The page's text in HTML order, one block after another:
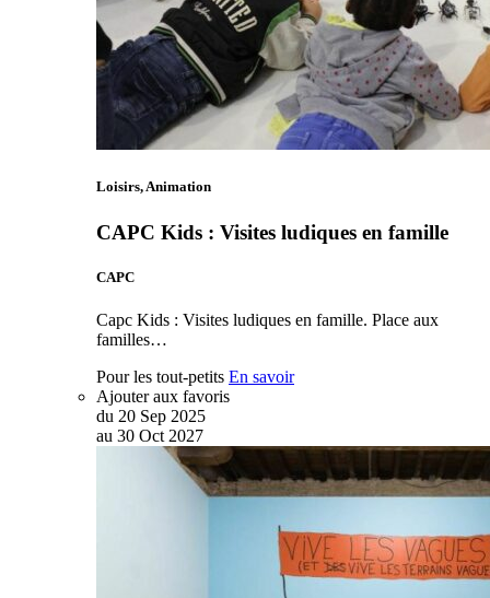
Loisirs, Animation
CAPC Kids : Visites ludiques en famille
CAPC
Capc Kids : Visites ludiques en famille. Place aux
familles…
Pour les tout-petits En savoir
Ajouter aux favoris
du 20 Sep 2025
au 30 Oct 2027